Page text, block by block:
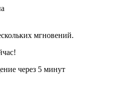
мгновений.
через 5 минут